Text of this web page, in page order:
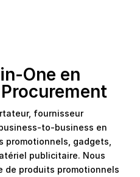
One en
fournisseur
to-business en
gadgets,
publicitaire. Nous
de produits promotionnels